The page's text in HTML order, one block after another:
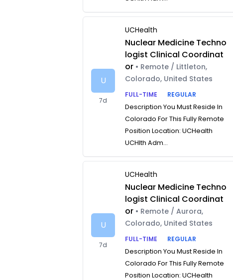
U
7d
UCHealth
Nuclear Medicine Techno
logist Clinical Coordinat
or • Remote / Littleton,
Colorado, United States
FULL-TIME
REGULAR
Description You Must Reside In
Colorado For This Fully Remote
Position Location: UCHealth
UCHlth Adm...
U
7d
UCHealth
Nuclear Medicine Techno
logist Clinical Coordinat
or • Remote / Aurora,
Colorado, United States
FULL-TIME
REGULAR
Description You Must Reside In
Colorado For This Fully Remote
Position Location: UCHealth